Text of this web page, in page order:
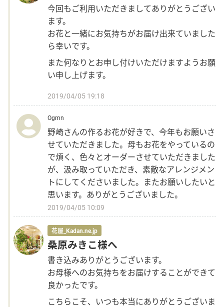
日本語
English
今回もご利用いただきましてありがとうござい
ます。
お花と一緒にお気持ちがお届け出来ていました
ら幸いです。
また何なりとお申し付けいただけますようお願
い申し上げます。
2019/04/05 19:18
Ogmn
野崎さんの作るお花が好きで、今年もお願いさ
せていただきました。母もお花をやっているの
で煩く、色々とオーダーさせていただきました
が、汲み取っていただき、素敵なアレンジメン
トにしてくださいました。またお願いしたいと
思います。ありがとうございました。
2019/04/05 10:09
花屋_Kadan.ne.jp
桑原みきこ様へ
書き込みありがとうございます。
お母様へのお気持ちをお届けすることができて
良かったです。
こちらこそ、いつも本当にありがとうございま